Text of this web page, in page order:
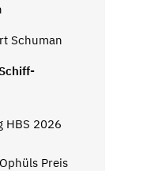
Schuman
HBS 2026
Preis